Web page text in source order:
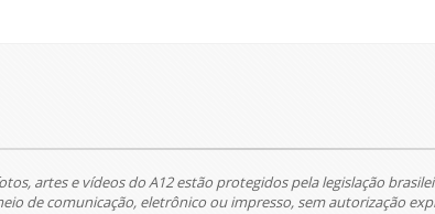
artes e vídeos do A12 estão protegidos pela legislação
de comunicação, eletrônico ou impresso, sem autorização